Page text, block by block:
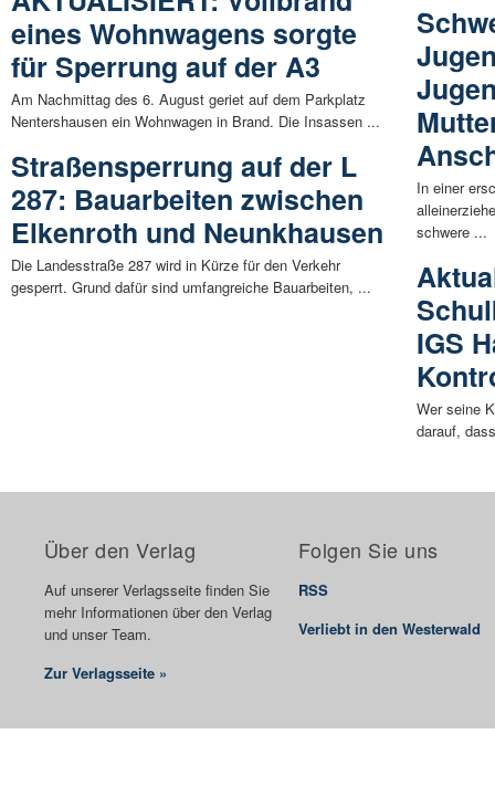
eines Wohnwagens sorgte
für Sperrung auf der A3
Am Nachmittag des 6. August geriet auf dem Parkplatz
Nentershausen ein Wohnwagen in Brand. Die Insassen ...
Straßensperrung auf der L
287: Bauarbeiten zwischen
Elkenroth und Neunkhausen
Die Landesstraße 287 wird in Kürze für den Verkehr
gesperrt. Grund dafür sind umfangreiche Bauarbeiten, ...
In einer
schwere ...
IGS
Wer seine
darauf,
Über den Verlag
Auf unserer Verlagsseite finden Sie
mehr Informationen über den Verlag
und unser Team.
Zur Verlagsseite »
Folgen Sie uns
RSS
Verliebt in den Westerwald